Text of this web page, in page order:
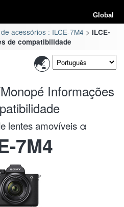
Global
acessórios : ILCE-7M4
ILCE-
de compatibilidade
Informações
lentes amovíveis α
7M4